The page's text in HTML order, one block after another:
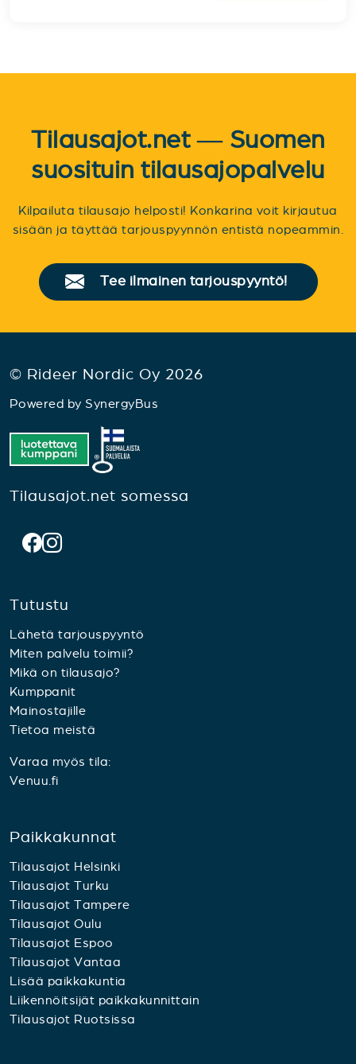
Tilausajot.net — Suomen
suosituin tilausajopalvelu
Kilpailuta tilausajo helposti! Konkarina voit kirjautua
sisään ja täyttää tarjouspyynnön entistä nopeammin.
Tee ilmainen tarjouspyyntö!
© Rideer Nordic Oy 2026
Powered by SynergyBus
Tilausajot.net somessa
Tutustu
Lähetä tarjouspyyntö
Miten palvelu toimii?
Mikä on tilausajo?
Kumppanit
Mainostajille
Tietoa meistä
Varaa myös tila:
Venuu.fi
Paikkakunnat
Tilausajot Helsinki
Tilausajot Turku
Tilausajot Tampere
Tilausajot Oulu
Tilausajot Espoo
Tilausajot Vantaa
Lisää paikkakuntia
Liikennöitsijät paikkakunnittain
Tilausajot Ruotsissa